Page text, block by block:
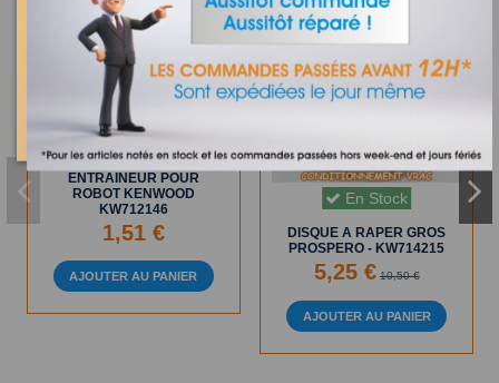
En Stock
ENTRAINEUR POUR
ROBOT KENWOOD
KW712146
1,51 €
AJOUTER AU PANIER
En Stock
DISQUE A RAPER GROS
PROSPERO - KW714215
5,25 € 10,50 €
AJOUTER AU PANIER